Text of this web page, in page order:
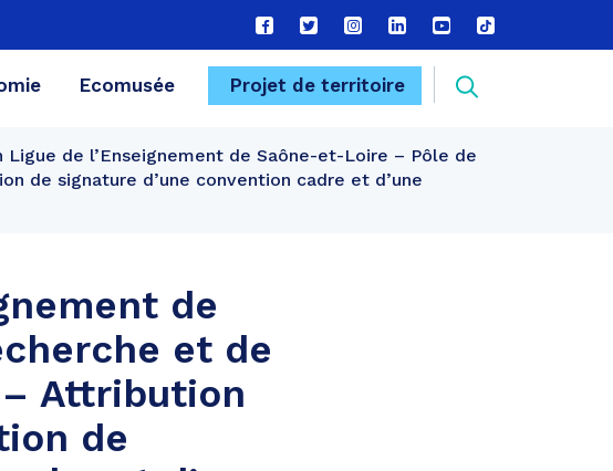
Lien
vers
compte
Lien
vers
compte
Lien
vers
compte
Lien
vers
compte
Lien
vers
chaîne
Lien
vers
Ecomusée Projet de territoire
FERMER
Ligue de l’Enseignement de Saône-et-Loire – Pôle de
de signature d’une convention cadre et d’une
de
et de
Attribution
de